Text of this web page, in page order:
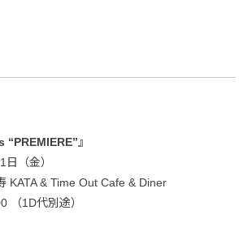
“PREMIERE”』
（金）
KATA & Time Out Cafe & Diner
（1D代別途）